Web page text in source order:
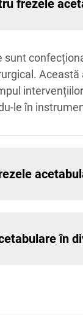
frezele
le în
în